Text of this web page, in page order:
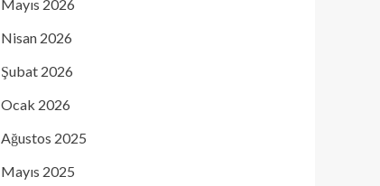
Mayıs 2026
Nisan 2026
Şubat 2026
Ocak 2026
Ağustos 2025
Mayıs 2025